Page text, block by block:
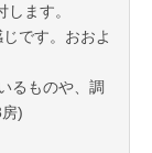
ます。
です。おおよ
るものや、調
)